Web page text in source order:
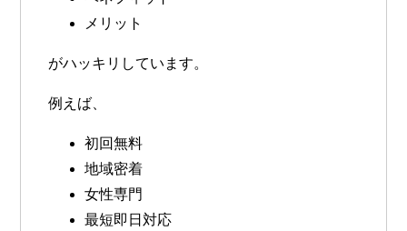
メリット
がハッキリしています。
例えば、
初回無料
地域密着
女性専門
最短即日対応